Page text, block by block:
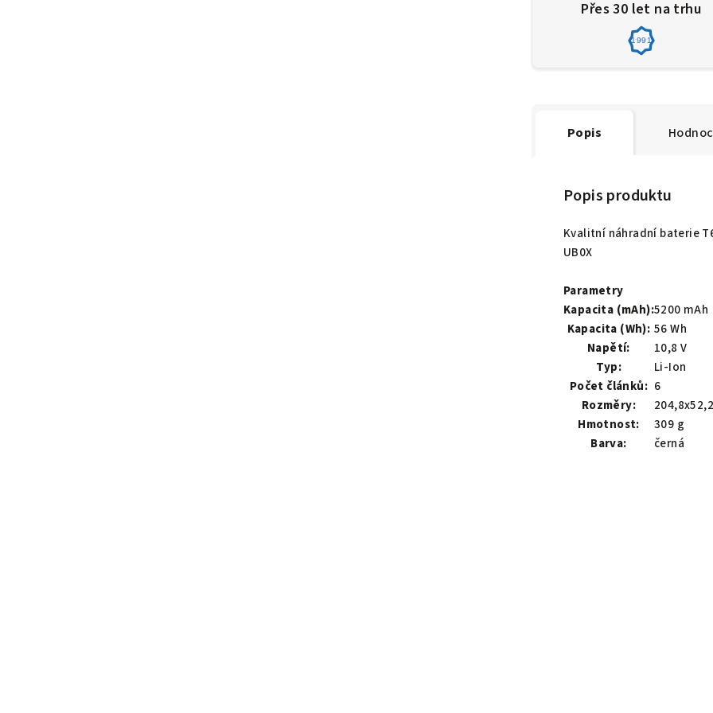
Přes 30 let na trhu
1991
Popis
Popis produktu
Kvalitní náhradní baterie
UB0X
Parametry
Kapacita (mAh):5200 mAh
Kapacita (Wh): 56 Wh
Napětí:
10,8 V
Typ:
Li-Ion
Počet článků: 6
Rozměry:
Hmotnost:
309 g
Barva:
černá